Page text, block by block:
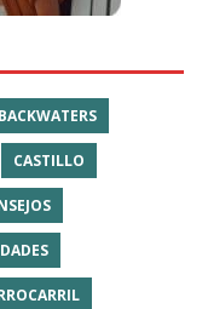
BACKWATERS
CASTILLO